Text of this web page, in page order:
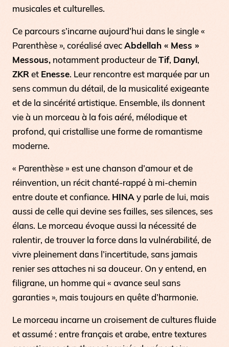
musicales et culturelles.
Ce parcours s’incarne aujourd’hui dans le single «
Parenthèse», coréalisé avecAbdellah « Mess »
Messous, notamment producteur deTif, Danyl,
ZKR et Enesse. Leur rencontre est marquée par un
sens commun du détail, de la musicalité exigeante
et de la sincérité artistique. Ensemble, ils donnent
vie à un morceau à la fois aéré, mélodique et
profond, qui cristallise une forme de romantisme
moderne.
« Parenthèse» est une chanson d’amour et de
réinvention, un récit chanté-rappé à mi-chemin
entre doute et confiance. HINA y parle de lui, mais
aussi de celle qui devine ses failles, ses silences, ses
élans. Le morceau évoque aussi la nécessité de
ralentir, de trouver la force dans la vulnérabilité, de
vivre pleinement dans l’incertitude, sans jamais
renier ses attaches ni sa douceur. On y entend, en
filigrane, un homme qui « avance seul sans
garanties », mais toujours en quête d’harmonie.
Le morceau incarne un croisement de cultures fluide
et assumé : entre français et arabe, entre textures